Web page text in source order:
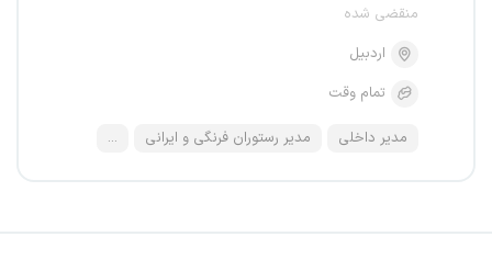
منقضی شده
اردبیل
تمام وقت
مدیر داخلی مدیر رستوران فرنگی و ایرانی ...